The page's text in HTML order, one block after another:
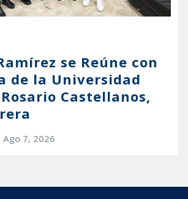
se Reúne con
de la Universidad
Castellanos,
Ago 7, 2026